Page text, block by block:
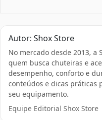
Autor: Shox Store
No mercado desde 2013, a
quem busca chuteiras e
desempenho, conforto e
conteúdos e dicas práticas
seu equipamento.
Equipe Editorial Shox Store